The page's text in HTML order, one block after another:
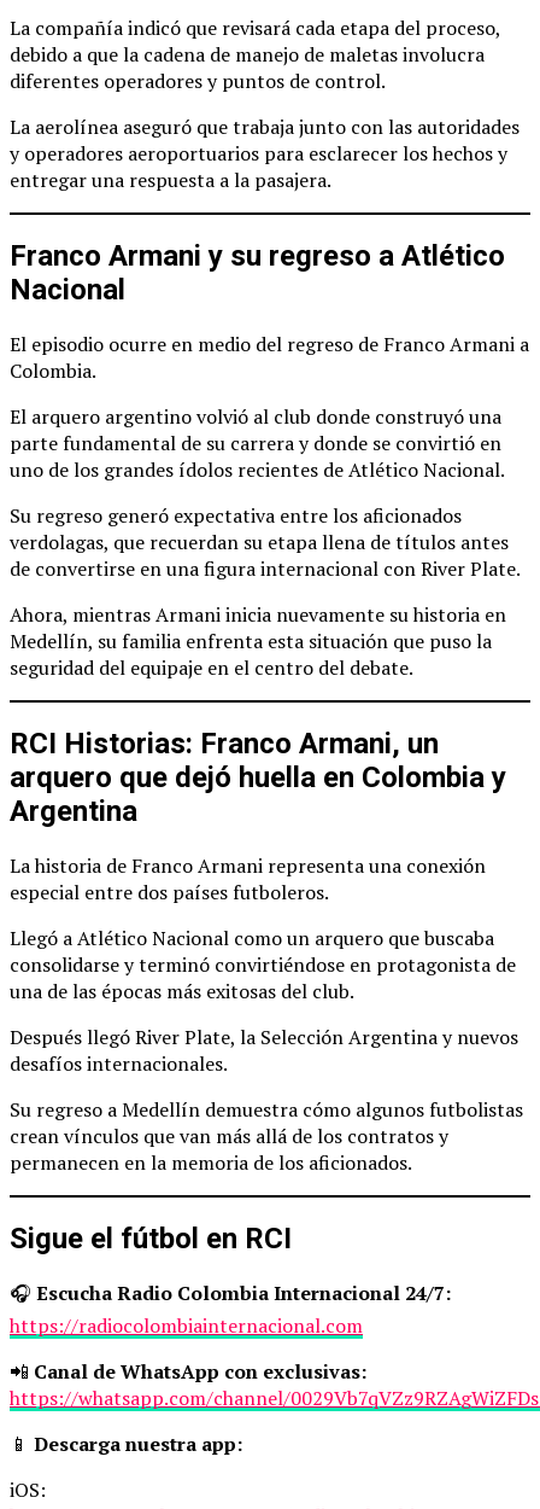
La compañía indicó que revisará cada etapa del proceso,
debido a que la cadena de manejo de maletas involucra
diferentes operadores y puntos de control.
La aerolínea aseguró que trabaja junto con las autoridades
y operadores aeroportuarios para esclarecer los hechos y
entregar una respuesta a la pasajera.
Franco Armani y su regreso a Atlético
Nacional
El episodio ocurre en medio del regreso de Franco Armani a
Colombia.
El arquero argentino volvió al club donde construyó una
parte fundamental de su carrera y donde se convirtió en
uno de los grandes ídolos recientes de Atlético Nacional.
Su regreso generó expectativa entre los aficionados
verdolagas, que recuerdan su etapa llena de títulos antes
de convertirse en una figura internacional con River Plate.
Ahora, mientras Armani inicia nuevamente su historia en
Medellín, su familia enfrenta esta situación que puso la
seguridad del equipaje en el centro del debate.
RCI Historias: Franco Armani, un
arquero que dejó huella en Colombia y
Argentina
La historia de Franco Armani representa una conexión
especial entre dos países futboleros.
Llegó a Atlético Nacional como un arquero que buscaba
consolidarse y terminó convirtiéndose en protagonista de
una de las épocas más exitosas del club.
Después llegó River Plate, la Selección Argentina y nuevos
desafíos internacionales.
Su regreso a Medellín demuestra cómo algunos futbolistas
crean vínculos que van más allá de los contratos y
permanecen en la memoria de los aficionados.
Sigue el fútbol en RCI
🎧 Escucha Radio Colombia Internacional 24/7:
https://radiocolombiainternacional.com
📲 Canal de WhatsApp con exclusivas:
https://whatsapp.com/channel/
📱 Descarga nuestra app:
iOS: